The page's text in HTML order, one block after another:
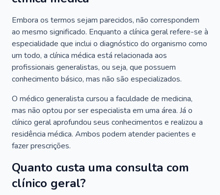
Embora os termos sejam parecidos, não correspondem
ao mesmo significado. Enquanto a clínica geral refere-se à
especialidade que inclui o diagnóstico do organismo como
um todo, a clínica médica está relacionada aos
profissionais generalistas, ou seja, que possuem
conhecimento básico, mas não são especializados.
O médico generalista cursou a faculdade de medicina,
mas não optou por ser especialista em uma área. Já o
clínico geral aprofundou seus conhecimentos e realizou a
residência médica. Ambos podem atender pacientes e
fazer prescrições.
Quanto custa uma consulta com
clínico geral?